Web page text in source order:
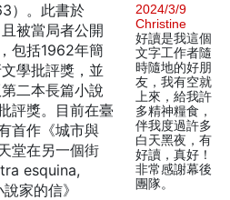
）。此書於
被當局者公開
包括1962年簡
學批評獎，並
二本長篇小說
評獎。目前在臺
首作《城市與
堂在另一個街
esquina,
家的信》
2024/3/9
Christine
好讀是我這個
文字工作者隨
時隨地的好朋
友，我有空就
上來，給我許
多精神糧食，
伴我度過許多
白天黑夜，有
好讀，真好！
非常感謝幕後
團隊。